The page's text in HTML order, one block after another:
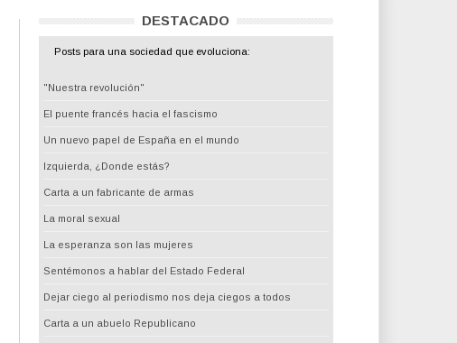
DESTACADO
Posts para una sociedad que evoluciona:
"Nuestra revolución"
El puente francés hacia el fascismo
Un nuevo papel de España en el mundo
Izquierda, ¿Donde estás?
Carta a un fabricante de armas
La moral sexual
La esperanza son las mujeres
Sentémonos a hablar del Estado Federal
Dejar ciego al periodismo nos deja ciegos a todos
Carta a un abuelo Republicano